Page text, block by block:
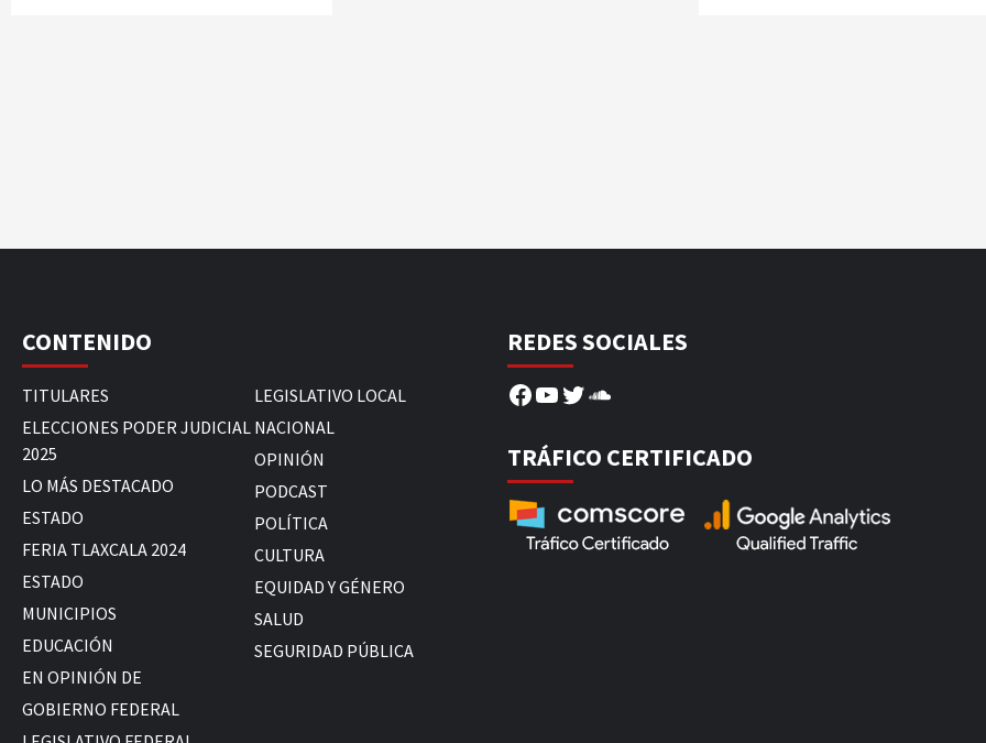
CONTENIDO
TITULARES
ELECCIONES PODER JUDICIAL
2025
LO MÁS DESTACADO
ESTADO
FERIA TLAXCALA 2024
ESTADO
MUNICIPIOS
EDUCACIÓN
EN OPINIÓN DE
GOBIERNO FEDERAL
LEGISLATIVO LOCAL
NACIONAL
OPINIÓN
PODCAST
POLÍTICA
CULTURA
EQUIDAD Y GÉNERO
SALUD
SEGURIDAD PÚBLICA
REDES SOCIALES
Facebook
YouTube
Twitter
SoundCloud
TRÁFICO CERTIFICADO